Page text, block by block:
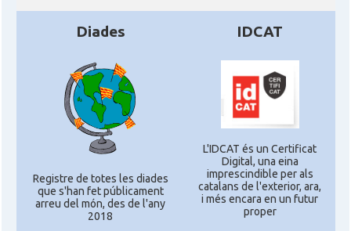
Diades
Registre de totes les diades
que s'han fet públicament
arreu del món, des de l'any
2018
IDCAT
L'IDCAT és un Certificat
Digital, una eina
imprescindible per als
catalans de l'exterior, ara,
i més encara en un futur
proper